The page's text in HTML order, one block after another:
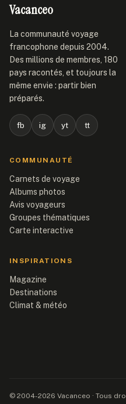
Vacanceo
La communauté voyage
francophone depuis 2004.
Des millions de membres, 180
pays racontés, et toujours la
même envie : partir bien
préparés.
fb ig yt tt
COMMUNAUTÉ
Carnets de voyage
Albums photos
Avis voyageurs
Groupes thématiques
Carte interactive
INSPIRATIONS
Magazine
Destinations
Climat & météo
© 2004-2026 Vacanceo · Tous